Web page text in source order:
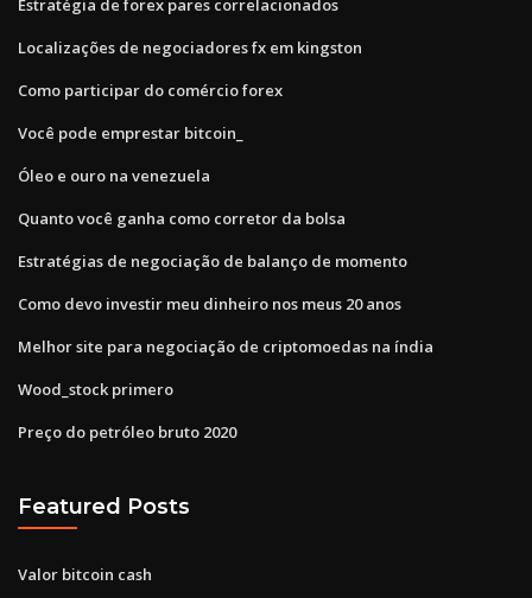
Estratégia de forex pares correlacionados
Localizações de negociadores fx em kingston
Como participar do comércio forex
Você pode emprestar bitcoin_
Óleo e ouro na venezuela
Quanto você ganha como corretor da bolsa
Estratégias de negociação de balanço de momento
Como devo investir meu dinheiro nos meus 20 anos
Melhor site para negociação de criptomoedas na índia
Wood_stock primero
Preço do petróleo bruto 2020
Featured Posts
Valor bitcoin cash